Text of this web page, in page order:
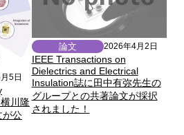
川隆
が公
5日
IEEE Transactions on
Dielectrics and Electrical
Insulation誌に田中有弥先生の
グループとの共著論文が採択
されました！
論文 2026年4月2日